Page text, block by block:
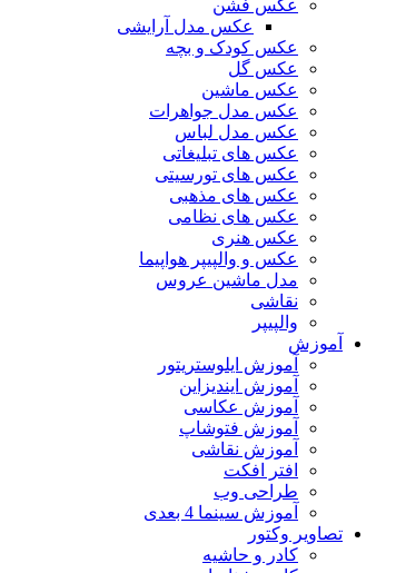
عکس فشن
عکس مدل آرایشی
عکس کودک و بچه
عکس گل
عکس ماشین
عکس مدل جواهرات
عکس مدل لباس
عکس های تبلیغاتی
عکس های تورسیتی
عکس های مذهبی
عکس های نظامی
عکس هنری
عکس و والپیپر هواپیما
مدل ماشین عروس
نقاشی
والپیپر
آموزش
آموزش ایلوستریتور
آموزش ایندیزاین
آموزش عکاسی
آموزش فتوشاپ
آموزش نقاشی
افتر افکت
طراحی وب
آموزش سینما 4 بعدی
تصاویر وکتور
کادر و حاشیه